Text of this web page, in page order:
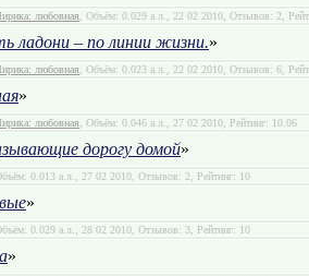
любовная, Объём: 0.029 а.л., 22 02 2010, Отзывов: 2,
ладони – по линии жизни.»
любовная, Объём: 0.023 а.л., 22 02 2010, Отзывов: 6,
»
любовная, Объём: 0.046 а.л., 27 02 2010, Рейтинг: 10.06
дорогу домой»
0.013 а.л., 27 02 2010, Отзывов: 2, Рейтинг: 10
»
0.029 а.л., 28 02 2010, Отзывов: 3, Рейтинг: 10
»